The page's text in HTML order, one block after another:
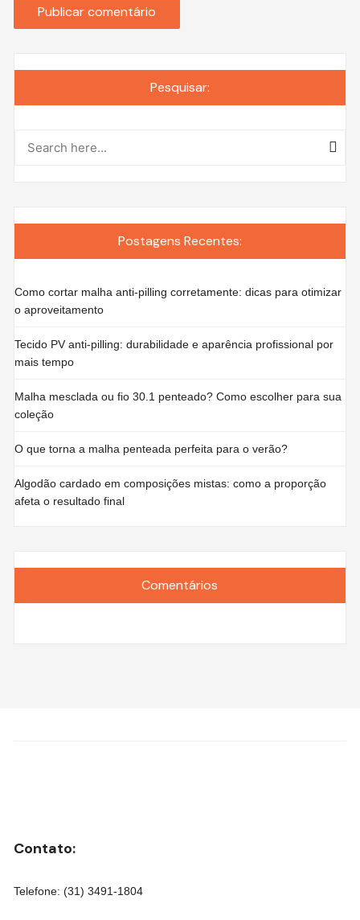
Pesquisar:
Postagens Recentes:
Como cortar malha anti-pilling corretamente: dicas para otimizar
o aproveitamento
Tecido PV anti-pilling: durabilidade e aparência profissional por
mais tempo
Malha mesclada ou fio 30.1 penteado? Como escolher para sua
coleção
O que torna a malha penteada perfeita para o verão?
Algodão cardado em composições mistas: como a proporção
afeta o resultado final
Comentários
Contato:
Telefone: (31) 3491-1804